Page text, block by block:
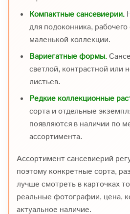
Компактные сансевиерии.
для подоконника, рабочего
маленькой коллекции.
Вариегатные формы.
светлой, контрастной или
листьев.
Редкие коллекционные
сорта и отдельные
появляются в наличии по
ассортимента.
Ассортимент сансевиерий
поэтому конкретные сорта,
лучше смотреть в карточках
реальные фотографии, цена,
актуальное наличие.